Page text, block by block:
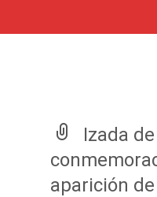
Izada
aparición